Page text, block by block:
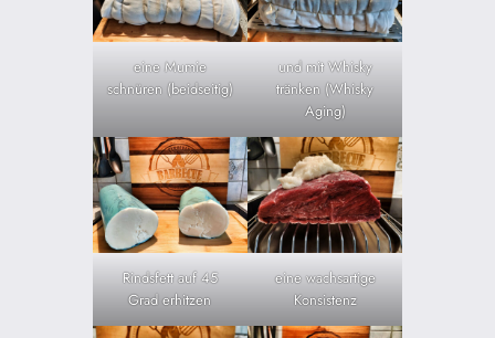
eine Mumie
schnüren (beidseitig)
und mit Whisky
tränken (Whisky
Aging)
Rindsfett auf 45
Grad erhitzen
eine wachsartige
Konsistenz